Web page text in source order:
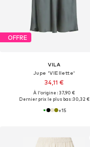
OFFRE
VILA
Jupe 'VIEllette'
34,11 €
À l'origine : 37,90 €
Dernier prix le plus bas :30,32 €
+15